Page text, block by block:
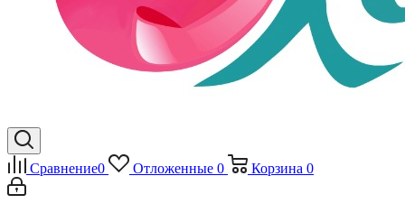
Сравнение0 Отложенные 0 Корзина 0